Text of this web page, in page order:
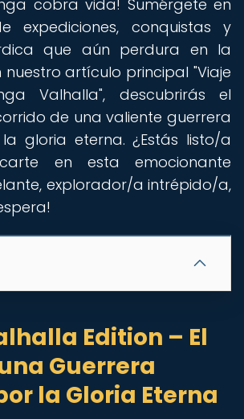
cobra vida! Sumérgete en
expediciones, conquistas y
que aún perdura en la
artículo principal "Viaje
Valhalla", descubrirás el
de una valiente guerrera
gloria eterna. ¿Estás listo/a
en esta emocionante
explorador/a intrépido/a,
Edition – El
Guerrera
la Gloria Eterna